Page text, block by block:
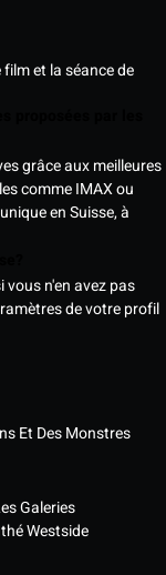
et la séance de
grâce aux meilleures
comme IMAX ou
en Suisse, à
n'en avez pas
de votre profil
Et Des Monstres
Galeries
Westside